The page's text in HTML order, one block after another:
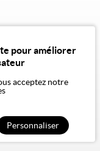
pour améliorer
acceptez notre
Personnaliser
: non conforme